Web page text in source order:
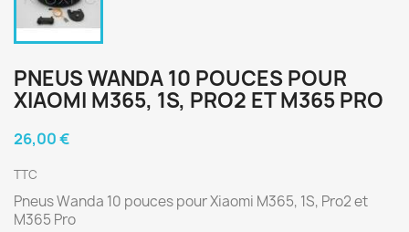
PNEUS WANDA 10 POUCES POUR
XIAOMI M365, 1S, PRO2 ET M365 PRO
26,00 €
TTC
Pneus Wanda 10 pouces pour Xiaomi M365, 1S, Pro2 et
M365 Pro